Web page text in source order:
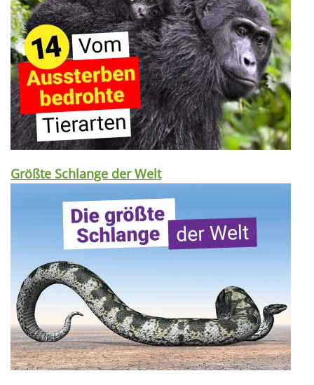
Größte Schlange der Welt